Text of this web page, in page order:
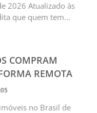
2026 Atualizado às
que quem tem...
COMPRAM
REMOTA
no Brasil de